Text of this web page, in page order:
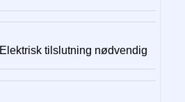
Elektrisk tilslutning nødvendig